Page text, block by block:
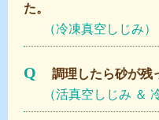
た。
（冷凍真空しじみ）
Q
調理したら砂が残
（活真空しじみ ＆